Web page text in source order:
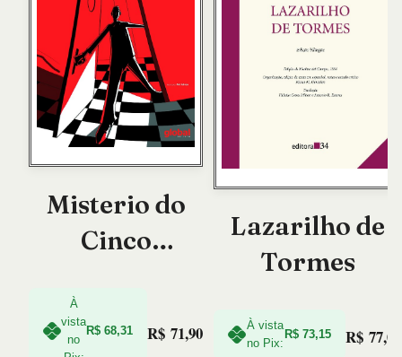
Misterio do
Cinco
À
vista
no
R$ 68,31 R$ 71,90
Lazarilho de
Tormes
À vista
no Pix:
R$ 73,15 R$ 77,00